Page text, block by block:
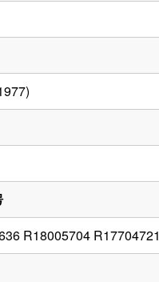
R18005704 R17704721